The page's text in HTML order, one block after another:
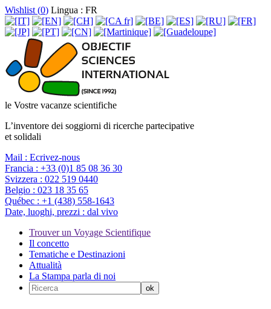
Wishlist (0) Lingua : FR
le Vostre vacanze scientifiche
L’inventore dei soggiorni di ricerche partecipative
et solidali
Mail : Ecrivez-nous
Francia : +33 (0)1 85 08 36 30
Svizzera : 022 519 0440
Belgio : 023 18 35 65
Québec : +1 (438) 558-1643
Date, luoghi, prezzi : dal vivo
Trouver un Voyage Scientifique
Il concetto
Tematiche e Destinazioni
Attualità
La Stampa parla di noi